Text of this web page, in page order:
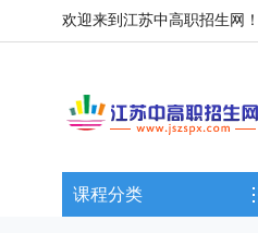
欢迎来到江苏中高职招生网！
课程分类